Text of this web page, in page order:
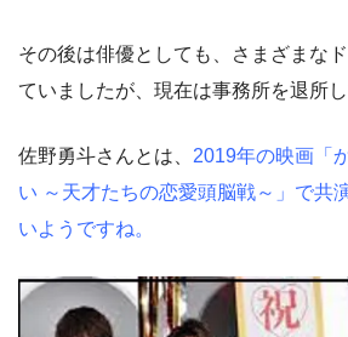
その後は俳優としても、さまざまな
ていましたが、現在は事務所を退所し
佐野勇斗さんとは、 2019年の映画「
い ～天才たちの恋愛頭脳戦～」で共
いようですね。